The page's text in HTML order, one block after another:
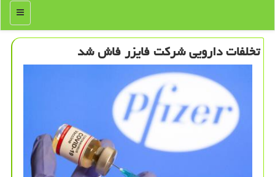
منو
تخلفات دارویی شركت فایزر فاش شد